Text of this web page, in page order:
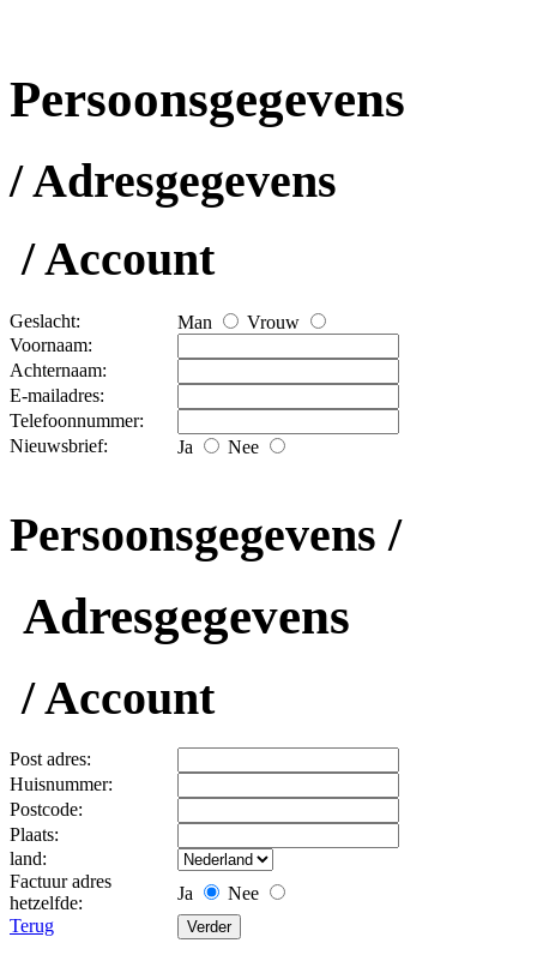
Persoonsgegevens
/ Adresgegevens
/ Account
Geslacht: Man
Vrouw
Voornaam:
Achternaam:
E-mailadres:
Telefoonnummer:
Nieuwsbrief:
Ja Nee
Persoonsgegevens /
Adresgegevens
/ Account
Post adres:
Huisnummer:
Postcode:
Plaats:
land:
Factuur adres
hetzelfde:
Ja
Nee
Terug